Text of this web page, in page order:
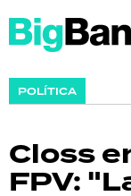
POLÍTICA
Closs
FPV:
SHOW